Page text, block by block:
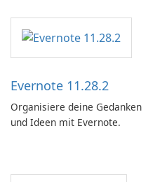
Evernote 11.28.2
Organisiere deine Gedanken
und Ideen mit Evernote.